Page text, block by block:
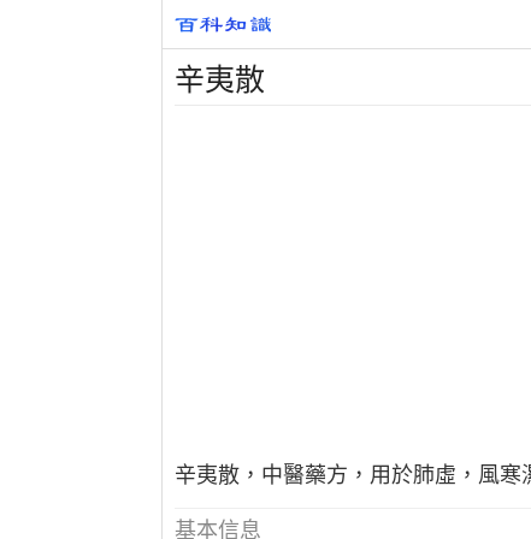
辛夷散
辛夷散，中醫藥方，用於肺虛，風
基本信息